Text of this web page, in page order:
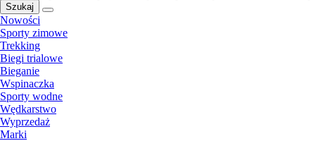
Szukaj
Nowości
Sporty zimowe
Trekking
Biegi trialowe
Bieganie
Wspinaczka
Sporty wodne
Wędkarstwo
Wyprzedaż
Marki